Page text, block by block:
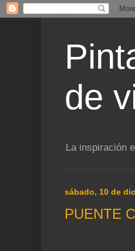
de
La inspiración
sábado, 10 de
PUENTE